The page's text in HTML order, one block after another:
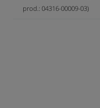
prod.: 04316-00009-03)